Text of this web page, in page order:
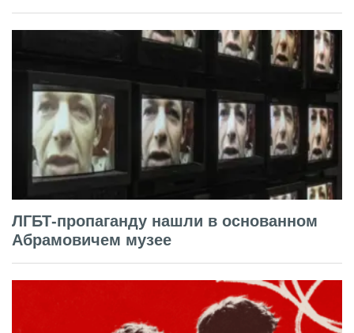
ЛГБТ-пропаганду нашли в основанном
Абрамовичем музее